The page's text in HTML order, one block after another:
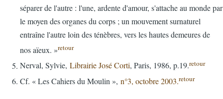
séparer de l'autre : l'une, ardente d'amour, s'attache au monde par
le moyen des organes du corps ; un mouvement surnaturel
entraîne l'autre loin des ténèbres, vers les hautes demeures de
nos aïeux. »retour
Nerval, Sylvie, Librairie José Corti, Paris, 1986, p.19.retour
Cf. « Les Cahiers du Moulin », n°3, octobre 2003.retour